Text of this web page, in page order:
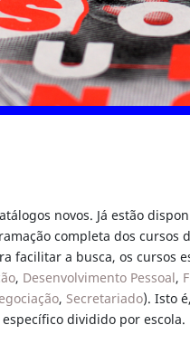
novos. Já estão
completa dos cursos
facilitar a busca, os cursos
, Desenvolvimento Pessoal,
, Secretariado). Isto
dividido por escola.